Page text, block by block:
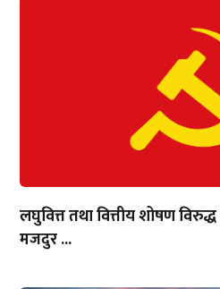
लघुवित्त तथा वित्तीय शोषण
मजदुर ...